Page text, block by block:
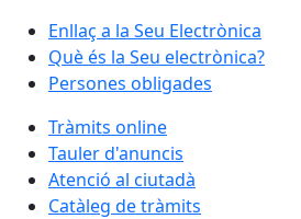
Enllaç a la Seu Electrònica
Què és la Seu electrònica?
Persones obligades
Tràmits online
Tauler d'anuncis
Atenció al ciutadà
Catàleg de tràmits